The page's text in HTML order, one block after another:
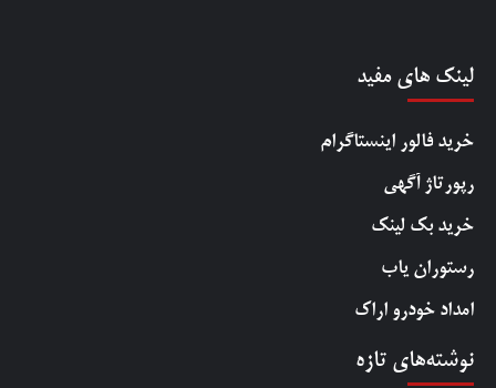
لینک های مفید
خرید فالور اینستاگرام
رپورتاژ آگهی
خرید بک لینک
رستوران یاب
امداد خودرو اراک
نوشته‌های تازه